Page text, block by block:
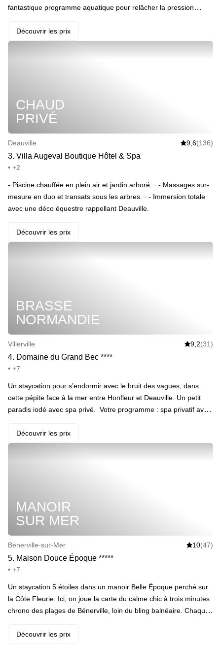
fantastique programme aquatique pour relâcher la pression
au spa avec piscine chauffée, sauna, hammam et jacuzzi. On
retrouvera les plus téméraires à la salle de fitness, et les plus
Découvrir les prix
CHAUD
PRIVÉ
Deauville 9,6(136)
3. Villa Augeval Boutique Hôtel & Spa
• +2
- Piscine chauffée en plein air et jardin arboré. · - Massages sur-
mesure en duo et transats sous les arbres. · - Immersion totale
avec une déco équestre rappellant Deauville.
Découvrir les prix
BRASSE
NORMANDIE
Villerville 9,2(31)
4. Domaine du Grand Bec ****
• +7
Un staycation pour s’endormir avec le bruit des vagues, dans
cette pépite face à la mer entre Honfleur et Deauville. Un petit
paradis iodé avec spa privé. Votre programme : spa privatif avec
déjeuner face à la mer.️ Le highlight : ambiance weekend thalasso
avec ce spa privatisé pour soi et son +1. Et en extra : une
Découvrir les prix
MANOIR
SUR MER
Benerville-sur-Mer 10(47)
5. Maison Douce Époque *****
• +7
Un staycation 5 étoiles dans un manoir Belle Époque perché sur
la Côte Fleurie. Ici, on joue la carte du calme chic à trois minutes
chrono des plages de Bénerville, loin du bling balnéaire. Chaque
balcon ou panorama sur la mer selon l’envie. Côté détente :
Découvrir les prix